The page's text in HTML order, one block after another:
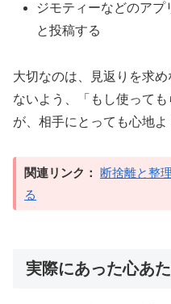
ジモティーなどのアプ
と投稿する
大切なのは、見返りを求
ないよう、「もし使って
が、相手にとっても心地よ
関連リンク：
断捨離と整
る
実際にあった心あ